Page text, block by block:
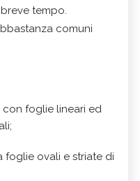
tempo.
comuni
con foglie lineari ed
foglie ovali e striate di